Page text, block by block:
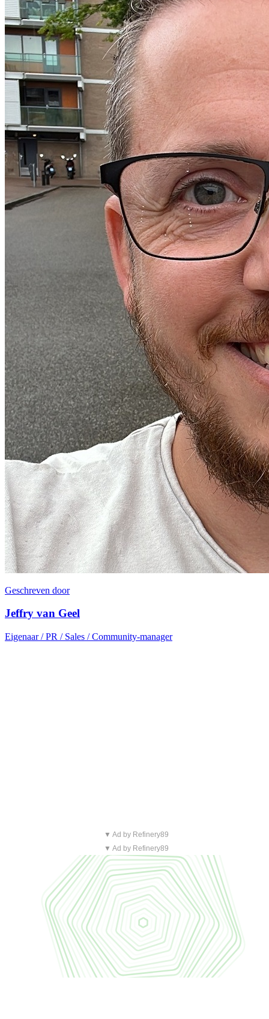
Geschreven door
Jeffry van Geel
Eigenaar / PR / Sales / Community-manager
▼ Ad by Refinery89
▼ Ad by Refinery89